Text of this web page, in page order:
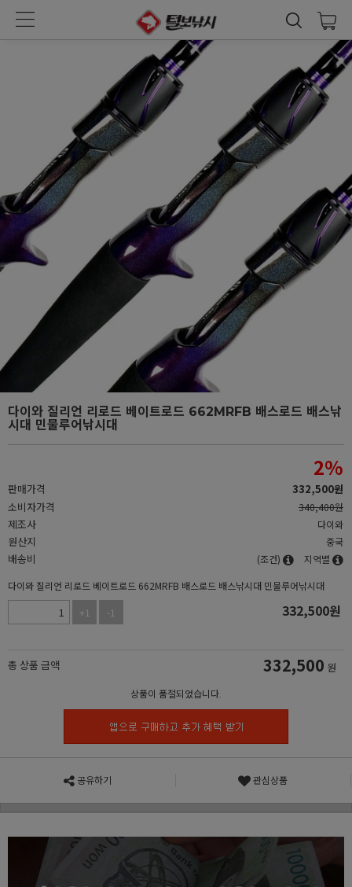
다이와 질리언 리로드 베이트로드 662MRFB 배스로드 배스낚
시대 민물루어낚시대
판매가격
2%
332,500원
소비자가격
340,400원
제조사 다이와
원산지 중국
배송비 (조건)
지역별
다이와 질리언 리로드 베이트로드 662MRFB 배스로드 배스낚시대 민물루어낚시대
+1
-1 332,500원
총 상품 금액 332,500 원
상품이 품절되었습니다.
공유하기 관심상품